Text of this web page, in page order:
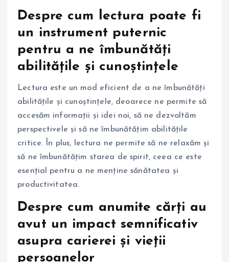
Despre cum lectura poate fi
un instrument puternic
pentru a ne îmbunătăți
abilitățile și cunoștințele
Lectura este un mod eficient de a ne îmbunătăți
abilitățile și cunoștințele, deoarece ne permite să
accesăm informații și idei noi, să ne dezvoltăm
perspectivele și să ne îmbunătățim abilitățile
critice. În plus, lectura ne permite să ne relaxăm și
să ne îmbunătățim starea de spirit, ceea ce este
esențial pentru a ne menține sănătatea și
productivitatea.
Despre cum anumite cărți au
avut un impact semnificativ
asupra carierei și vieții
persoanelor